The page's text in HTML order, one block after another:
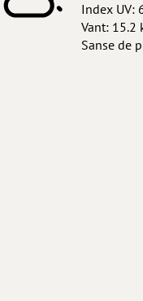
Index UV:
Vant: 15.2
Sanse de